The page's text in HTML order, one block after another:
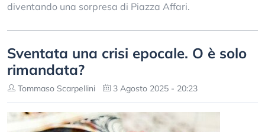
diventando una sorpresa di Piazza Affari.
Sventata una crisi epocale. O è solo
rimandata?
Tommaso Scarpellini 3 Agosto 2025 - 20:23